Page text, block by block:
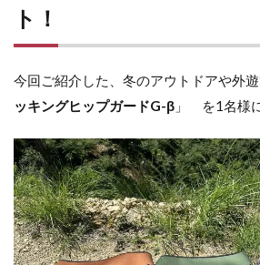
ト！
今回ご紹介した、冬のアウトドアや外
ッキングヒップガードG-β 」 を1名様